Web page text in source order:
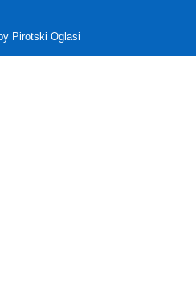
Pirotski Oglasi